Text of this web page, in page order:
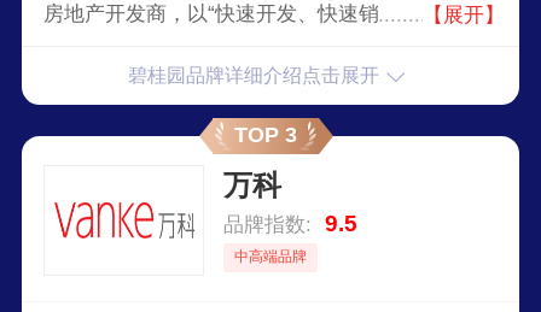
房地产开发商，以“快速开发、快速销售”的营运模
【展开】
碧桂园品牌详细介绍点击展开
TOP 3
万科
品牌指数: 9.5
中高端品牌